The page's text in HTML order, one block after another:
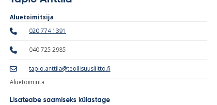
Aluetoimitsija
020 774 1391
040 725 2985
tapio.anttila@teollisuusliitto.fi
Aluetoiminta
Lisateabe saamiseks külastage